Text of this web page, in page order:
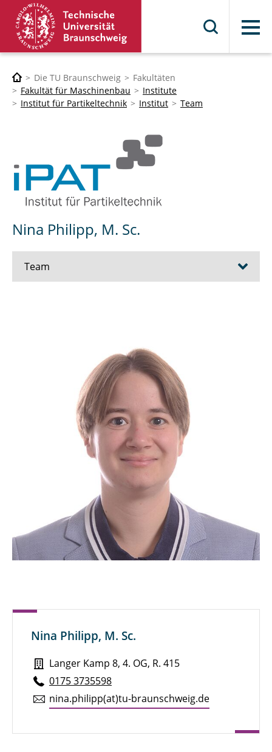
Menü
Die TU Braunschweig
Fakultäten
Fakultät für Maschinenbau
Institute
Institut für Partikeltechnik
Institut Team
Nina Philipp, M. Sc.
Team
Lukas Bahlmann, M. Sc.
Simon Bahnmüller, M. Sc.
Franziska Beverborg, M. Sc.
Dennis Beusen, M. Sc.
Lennart Blume, M. Sc.
Tanja Boll
Jannik Born, M. Sc.
Henry Brauns, M. Sc.
Michael Bredekamp, M. Sc.
Pauline Breunig
Julian Brokmann, M. Sc.
Nina Philipp, M. Sc.
Langer Kamp 8, 4. OG, R. 415
0175 3735598
nina.​philipp(at)tu-braun­schweig.de